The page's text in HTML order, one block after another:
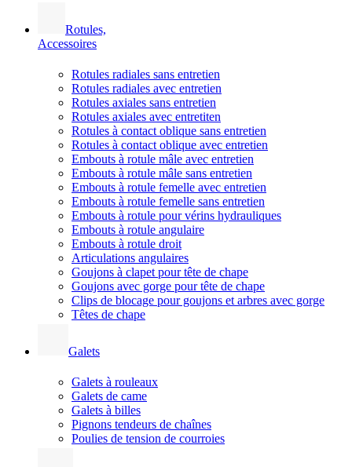
Rotules,
Accessoires
Rotules radiales sans entretien
Rotules radiales avec entretien
Rotules axiales sans entretien
Rotules axiales avec entretiten
Rotules à contact oblique sans entretien
Rotules à contact oblique avec entretien
Embouts à rotule mâle avec entretien
Embouts à rotule mâle sans entretien
Embouts à rotule femelle avec entretien
Embouts à rotule femelle sans entretien
Embouts à rotule pour vérins hydrauliques
Embouts à rotule angulaire
Embouts à rotule droit
Articulations angulaires
Goujons à clapet pour tête de chape
Goujons avec gorge pour tête de chape
Clips de blocage pour goujons et arbres avec gorge
Têtes de chape
Galets
Galets à rouleaux
Galets de came
Galets à billes
Pignons tendeurs de chaînes
Poulies de tension de courroies